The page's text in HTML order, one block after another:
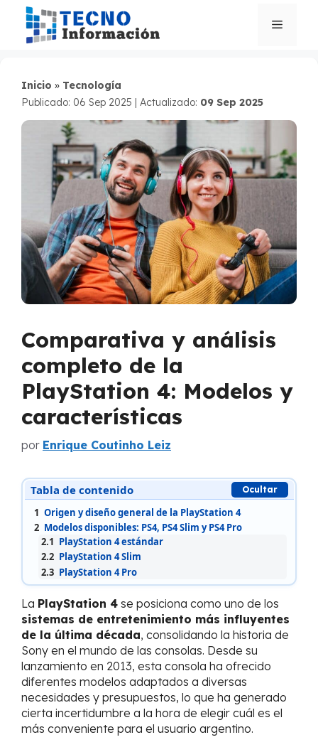
Saltar
contenido
Menú
Inicio » Tecnología
Publicado: 06 Sep 2025 | Actualizado: 09 Sep 2025
Comparativa y análisis
completo de la
PlayStation 4: Modelos y
características
por Enrique Coutinho Leiz
Tabla de contenido Ocultar
1 Origen y diseño general de la PlayStation 4
2 Modelos disponibles: PS4, PS4 Slim y PS4 Pro
2.1 PlayStation 4 estándar
2.2 PlayStation 4 Slim
2.3 PlayStation 4 Pro
La PlayStation 4 se posiciona como uno de los
sistemas de entretenimiento más influyentes
de la última década, consolidando la historia de
Sony en el mundo de las consolas. Desde su
lanzamiento en 2013, esta consola ha ofrecido
diferentes modelos adaptados a diversas
necesidades y presupuestos, lo que ha generado
cierta incertidumbre a la hora de elegir cuál es el
más conveniente para el usuario argentino.